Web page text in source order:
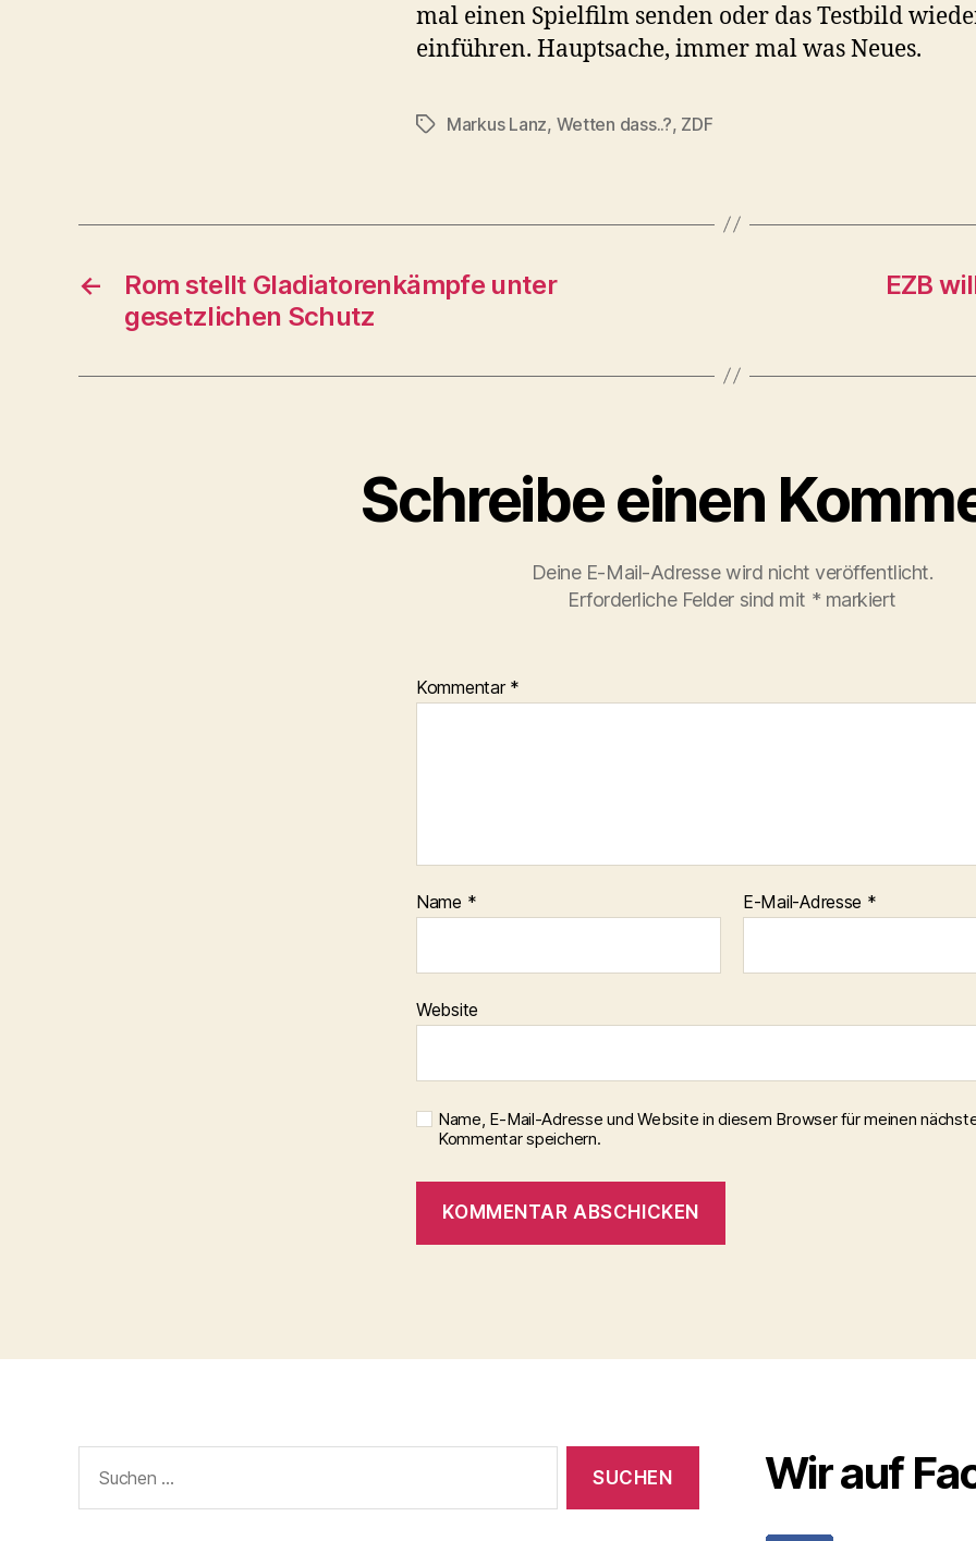
mal einen Spielfilm senden oder das Testbild
einführen. Hauptsache, immer mal was Neues.
Schlagwörter
Markus Lanz, Wetten dass..?, ZDF
←
Rom stellt Gladiatorenkämpfe unter
gesetzlichen Schutz
EZB
Schreibe einen
Deine E-Mail-Adresse wird nicht veröffentlicht.
Erforderliche Felder sind mit * markiert
Kommentar *
Name * E-Mail-Adresse *
Website
Name, E-Mail-Adresse und Website in diesem Browser für meinen
Kommentar speichern.
nach:
Wir auf